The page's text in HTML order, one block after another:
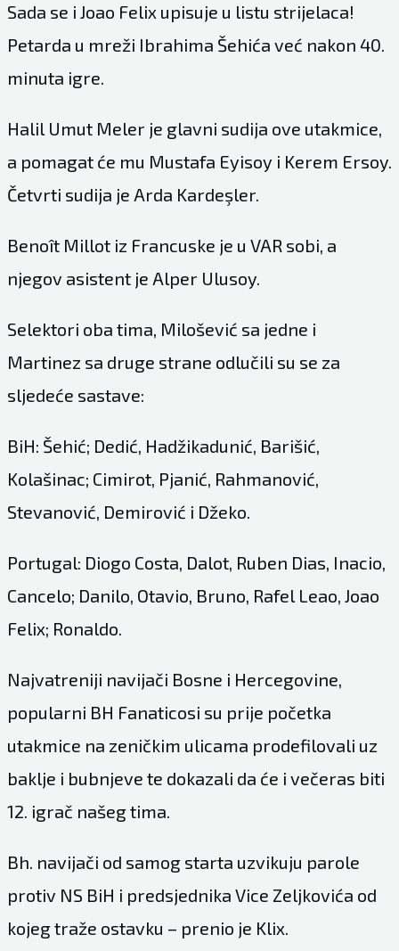
Sada se i Joao Felix upisuje u listu strijelaca!
Petarda u mreži Ibrahima Šehića već nakon 40.
minuta igre.
Halil Umut Meler je glavni sudija ove utakmice,
a pomagat će mu Mustafa Eyisoy i Kerem Ersoy.
Četvrti sudija je Arda Kardeşler.
Benoît Millot iz Francuske je u VAR sobi, a
njegov asistent je Alper Ulusoy.
Selektori oba tima, Milošević sa jedne i
Martinez sa druge strane odlučili su se za
sljedeće sastave:
BiH: Šehić; Dedić, Hadžikadunić, Barišić,
Kolašinac; Cimirot, Pjanić, Rahmanović,
Stevanović, Demirović i Džeko.
Portugal: Diogo Costa, Dalot, Ruben Dias, Inacio,
Cancelo; Danilo, Otavio, Bruno, Rafel Leao, Joao
Felix; Ronaldo.
Najvatreniji navijači Bosne i Hercegovine,
popularni BH Fanaticosi su prije početka
utakmice na zeničkim ulicama prodefilovali uz
baklje i bubnjeve te dokazali da će i večeras biti
12. igrač našeg tima.
Bh. navijači od samog starta uzvikuju parole
protiv NS BiH i predsjednika Vice Zeljkovića od
kojeg traže ostavku – prenio je Klix.